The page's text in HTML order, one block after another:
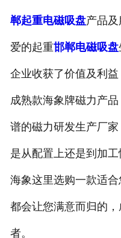
郸起重电磁吸盘产品
爱的起重邯郸电磁吸盘
企业收获了价值及利
成熟款海象牌磁力产
谱的磁力研发生产厂
是从配置上还是到加
海象这里选购一款适
都会让您满意而归的
者。